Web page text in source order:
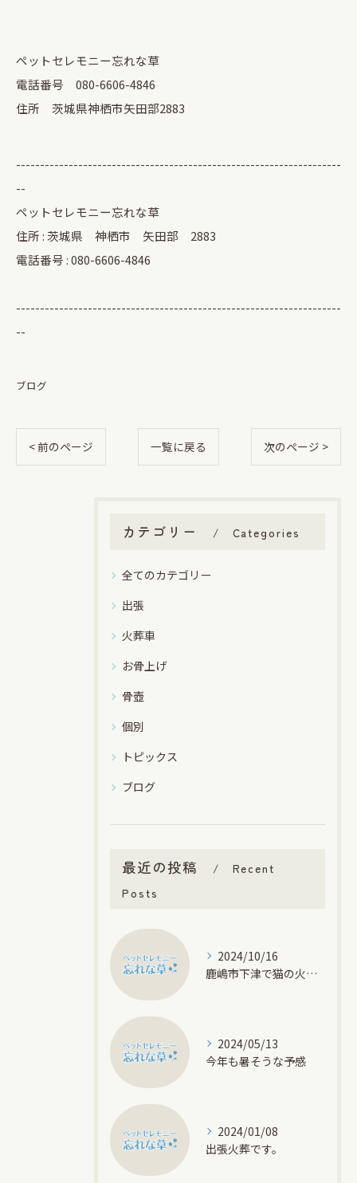
ペットセレモニー忘れな草
電話番号 080-6606-4846
住所 茨城県神栖市矢田部2883
--------------------------------------------------------------------
--
ペットセレモニー忘れな草
住所 : 茨城県 神栖市 矢田部 2883
電話番号 : 080-6606-4846
--------------------------------------------------------------------
--
ブログ
< 前のページ 一覧に戻る 次のページ >
カテゴリー Categories
全てのカテゴリー
出張
火葬車
お骨上げ
骨壺
個別
トピックス
ブログ
最近の投稿
Recent
Posts
2024/10/16
鹿嶋市下津で猫の火葬です
2024/05/13
今年も暑そうな予感
2024/01/08
出張火葬です。